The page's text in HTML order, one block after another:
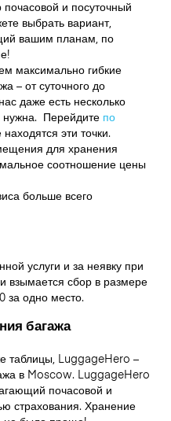
и посуточный
выбрать вариант,
вашим планам, по
максимально гибкие
– от суточного до
даже есть несколько
нужна. Перейдите по
эти точки.
для хранения
соотношение цены
больше всего
услуги и за неявку при
взымается сбор в размере
за одно место.
багажа
таблицы, LuggageHero –
в Moscow. LuggageHero
почасовой и
страхования. Хранение